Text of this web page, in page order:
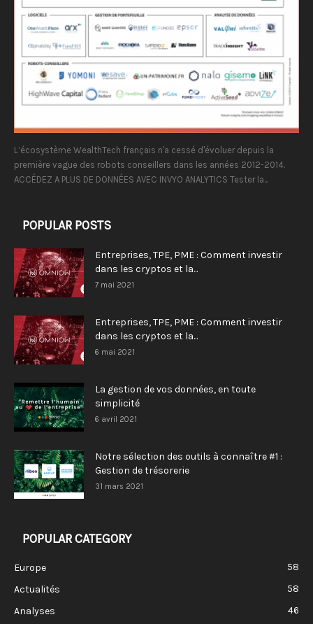
L’écosystème WealthTech français n'a cessé d'évoluer depuis la
première vague des robots conseillers dans les années 2012-2014.
ACCÉDEZ A PLUS DE DONNÉES AVEC INVYO ANALYTICS Tester la...
POPULAR POSTS
Entreprises, TPE, PME : Comment investir
dans les cryptos et la...
7 mai 2021
Entreprises, TPE, PME : Comment investir
dans les cryptos et la...
6 mai 2021
La gestion de vos données, en toute
simplicité
6 avril 2021
Notre sélection des outils à connaître #1 :
Gestion de trésorerie
31 mars 2021
POPULAR CATEGORY
Europe
58
Actualités
58
Analyses
46